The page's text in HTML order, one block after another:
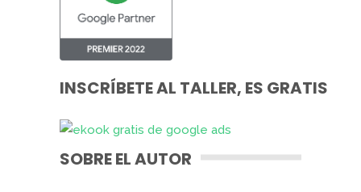
INSCRÍBETE AL TALLER, ES GRATIS
SOBRE EL AUTOR